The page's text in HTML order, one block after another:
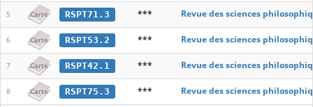
5 Carte RSPT71.3 *** Revue des sciences
6 Carte RSPT53.2 *** Revue des sciences
7 Carte RSPT42.1 *** Revue des sciences
8 Carte RSPT75.3 *** Revue des sciences